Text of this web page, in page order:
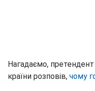
Нагадаємо,
країни розповів, чому